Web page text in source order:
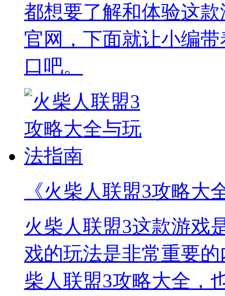
都想要了解和体验这
官网，下面就让小编
口吧。
《火柴人联盟3攻略大
火柴人联盟3这款游戏
戏的玩法是非常重要
柴人联盟3攻略大全，